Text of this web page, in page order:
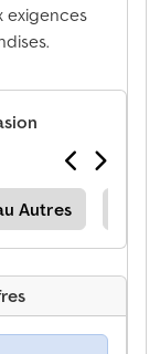
exigences
Autres